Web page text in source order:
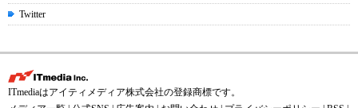
Twitter
ITmediaはアイティメディア株式会社の登録商標です。